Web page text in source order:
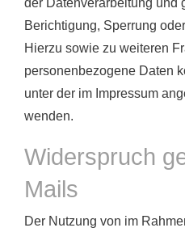
Berichtigung, Sperrung
Hierzu sowie zu weiteren
personenbezogene Daten
unter der im Impressum
wenden.
Widerspruch
Mails
Der Nutzung von im